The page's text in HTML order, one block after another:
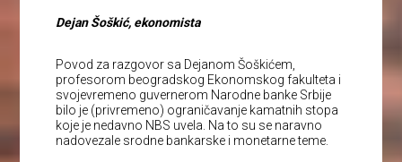
Dejan Šoškić, ekonomista
Povod za razgovor sa Dejanom Šoškićem,
profesorom beogradskog Ekonomskog fakulteta i
svojevremeno guvernerom Narodne banke Srbije
bilo je (privremeno) ograničavanje kamatnih stopa
koje je nedavno NBS uvela. Na to su se naravno
nadovezale srodne bankarske i monetarne teme.